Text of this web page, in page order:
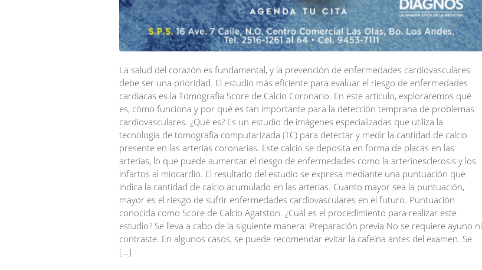
La salud del corazón es fundamental, y la prevención de enfermedades cardiovasculares
debe ser una prioridad. El estudio más eficiente para evaluar el riesgo de enfermedades
cardíacas es la Tomografía Score de Calcio Coronario. En este artículo, exploraremos qué
es, cómo funciona y por qué es tan importante para la detección temprana de problemas
cardiovasculares. ¿Qué es? Es un estudio de imágenes especializadas que utiliza la
tecnología de tomografía computarizada (TC) para detectar y medir la cantidad de calcio
presente en las arterias coronarias. Este calcio se deposita en forma de placas en las
arterias, lo que puede aumentar el riesgo de enfermedades como la arterioesclerosis y los
infartos al miocardio. El resultado del estudio se expresa mediante una puntuación que
indica la cantidad de calcio acumulado en las arterias. Cuanto mayor sea la puntuación,
mayor es el riesgo de sufrir enfermedades cardiovasculares en el futuro. Puntuación
conocida como Score de Calcio Agatston. ¿Cuál es el procedimiento para realizar este
estudio? Se lleva a cabo de la siguiente manera: Preparación previa No se requiere ayuno ni
contraste. En algunos casos, se puede recomendar evitar la cafeína antes del examen. Se
[…]